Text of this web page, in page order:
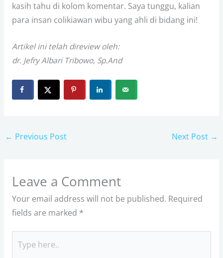
kasih tahu di kolom komentar. Saya tunggu, kalian
para insan colikiawan wibu yang ahli di bidang ini!
Artikel ini telah direview oleh:
dr. Jefry Albari Tribowo, Sp.And
← Previous Post Next Post →
Leave a Comment
Your email address will not be published. Required
fields are marked *
here..